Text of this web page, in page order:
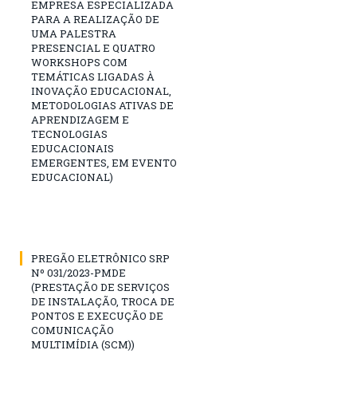
EMPRESA ESPECIALIZADA
PARA A REALIZAÇÃO DE
UMA PALESTRA
PRESENCIAL E QUATRO
WORKSHOPS COM
TEMÁTICAS LIGADAS À
INOVAÇÃO EDUCACIONAL,
METODOLOGIAS ATIVAS DE
APRENDIZAGEM E
TECNOLOGIAS
EDUCACIONAIS
EMERGENTES, EM EVENTO
EDUCACIONAL)
PREGÃO ELETRÔNICO SRP
Nº 031/2023-PMDE
(PRESTAÇÃO DE SERVIÇOS
DE INSTALAÇÃO, TROCA DE
PONTOS E EXECUÇÃO DE
COMUNICAÇÃO
MULTIMÍDIA (SCM))